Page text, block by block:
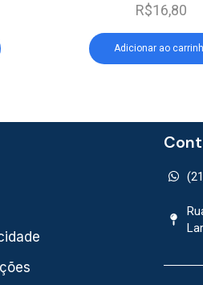
R$16,80
Adicionar ao